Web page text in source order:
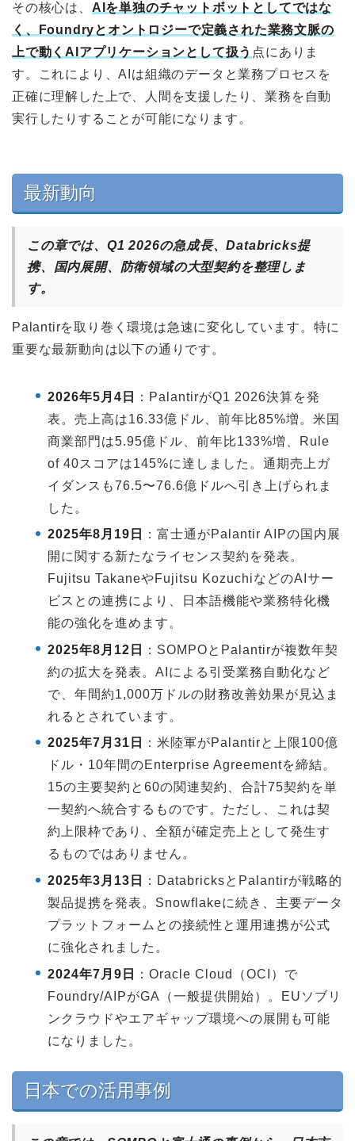
その核心は、 AIを単独のチャットボットとしてではな
く、Foundryとオントロジーで定義された業務文脈の
上で動くAIアプリケーションとして扱う 点にありま
す。これにより、AIは組織のデータと業務プロセスを
正確に理解した上で、人間を支援したり、業務を自動
実行したりすることが可能になります。
最新動向
この章では、Q1 2026の急成長、Databricks提
携、国内展開、防衛領域の大型契約を整理しま
す。
Palantirを取り巻く環境は急速に変化しています。特に
重要な最新動向は以下の通りです。
2026年5月4日
：PalantirがQ1 2026決算を発
表。売上高は16.33億ドル、前年比85%増。米国
商業部門は5.95億ドル、前年比133%増、Rule
of 40スコアは145%に達しました。通期売上ガ
イダンスも76.5〜76.6億ドルへ引き上げられま
した。
2025年8月19日
：富士通がPalantir AIPの国内展
開に関する新たなライセンス契約を発表。
Fujitsu TakaneやFujitsu KozuchiなどのAIサー
ビスとの連携により、日本語機能や業務特化機
能の強化を進めます。
2025年8月12日
：SOMPOとPalantirが複数年契
約の拡大を発表。AIによる引受業務自動化など
で、年間約1,000万ドルの財務改善効果が見込ま
れるとされています。
2025年7月31日
：米陸軍がPalantirと上限100億
ドル・10年間のEnterprise Agreementを締結。
15の主要契約と60の関連契約、合計75契約を単
一契約へ統合するものです。ただし、これは契
約上限枠であり、全額が確定売上として発生す
るものではありません。
2025年3月13日
：DatabricksとPalantirが戦略的
製品提携を発表。Snowflakeに続き、主要データ
プラットフォームとの接続性と運用連携が公式
に強化されました。
2024年7月9日
：Oracle Cloud（OCI）で
Foundry/AIPがGA（一般提供開始）。EUソブリ
ンクラウドやエアギャップ環境への展開も可能
になりました。
日本での活用事例